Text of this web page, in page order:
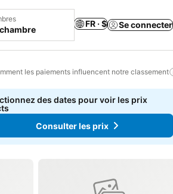
FR · $ Se connecter
les paiements influencent notre classement
favorisdes dates pour voir les prix
Consulter les prix